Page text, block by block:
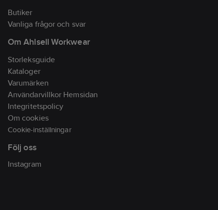
Butiker
Vanliga frågor och svar
Om Ahlsell Workwear
Storleksguide
Kataloger
Varumärken
Användarvillkor Hemsidan
Integritetspolicy
Om cookies
Cookie-inställningar
Följ oss
Instagram